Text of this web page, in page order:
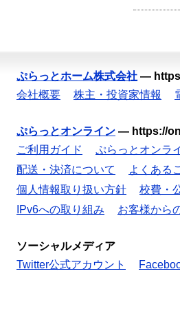
ぷらっとホーム株式会社 —
会社概要
株主・投資家情報
ぷらっとオンライン — https://
ご利用ガイド
ぷらっとオンラ
配送・決済について
よくある
個人情報取り扱い方針
校費・
IPv6への取り組み
お客様から
ソーシャルメディア
Twitter公式アカウント